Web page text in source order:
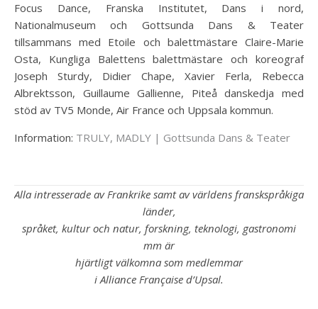
Focus Dance, Franska Institutet, Dans i nord,
Nationalmuseum och Gottsunda Dans & Teater
tillsammans med Etoile och balettmästare Claire-Marie
Osta, Kungliga Balettens balettmästare och koreograf
Joseph Sturdy, Didier Chape, Xavier Ferla, Rebecca
Albrektsson, Guillaume Gallienne, Piteå danskedja med
stöd av TV5 Monde, Air France och Uppsala kommun.
Information: TRULY, MADLY | Gottsunda Dans & Teater
Alla intresserade av Frankrike samt av världens franskspråkiga
länder,
språket, kultur och natur, forskning, teknologi, gastronomi
mm är
hjärtligt välkomna som medlemmar
i Alliance Française d’Upsal.